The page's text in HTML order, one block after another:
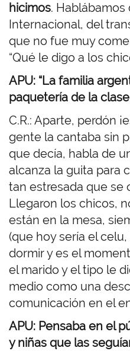
hicimos.
Internacional, del
que no fue muy
“Qué le digo a los
APU: “La familia
paquetería de la
C.R.: Aparte, perdón
gente la cantaba sin
que decía, habla de
alcanza la guita para
tan estresada que se
Llegaron los chicos,
están en la mesa,
(que hoy sería el
dormir y es el
el marido y el tipo le
medio como una
comunicación en el
APU: Pensaba en el
y niñas que las